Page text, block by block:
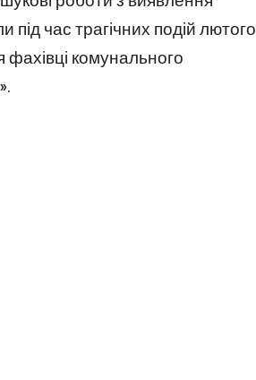
під час трагічних подій лютого
комунального